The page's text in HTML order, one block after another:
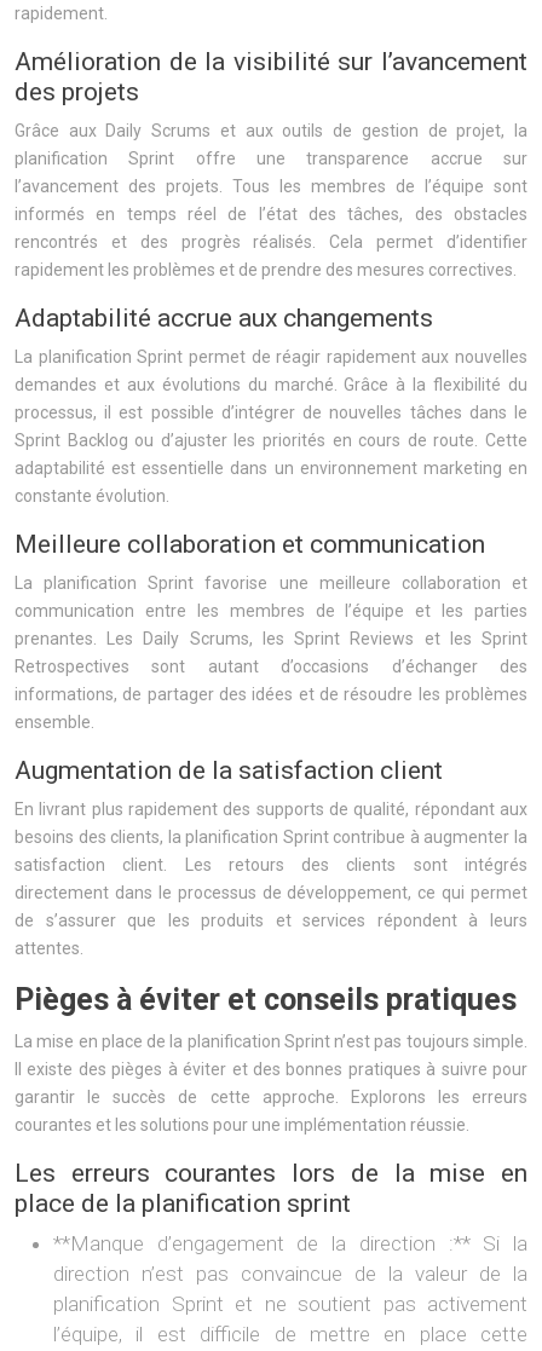
rapidement.
Amélioration de la visibilité sur l’avancement
des projets
Grâce aux Daily Scrums et aux outils de gestion de projet, la
planification Sprint offre une transparence accrue sur
l’avancement des projets. Tous les membres de l’équipe sont
informés en temps réel de l’état des tâches, des obstacles
rencontrés et des progrès réalisés. Cela permet d’identifier
rapidement les problèmes et de prendre des mesures correctives.
Adaptabilité accrue aux changements
La planification Sprint permet de réagir rapidement aux nouvelles
demandes et aux évolutions du marché. Grâce à la flexibilité du
processus, il est possible d’intégrer de nouvelles tâches dans le
Sprint Backlog ou d’ajuster les priorités en cours de route. Cette
adaptabilité est essentielle dans un environnement marketing en
constante évolution.
Meilleure collaboration et communication
La planification Sprint favorise une meilleure collaboration et
communication entre les membres de l’équipe et les parties
prenantes. Les Daily Scrums, les Sprint Reviews et les Sprint
Retrospectives sont autant d’occasions d’échanger des
informations, de partager des idées et de résoudre les problèmes
ensemble.
Augmentation de la satisfaction client
En livrant plus rapidement des supports de qualité, répondant aux
besoins des clients, la planification Sprint contribue à augmenter la
satisfaction client. Les retours des clients sont intégrés
directement dans le processus de développement, ce qui permet
de s’assurer que les produits et services répondent à leurs
attentes.
Pièges à éviter et conseils pratiques
La mise en place de la planification Sprint n’est pas toujours simple.
Il existe des pièges à éviter et des bonnes pratiques à suivre pour
garantir le succès de cette approche. Explorons les erreurs
courantes et les solutions pour une implémentation réussie.
Les erreurs courantes lors de la mise en
place de la planification sprint
**Manque d’engagement de la direction :** Si la
direction n’est pas convaincue de la valeur de la
planification Sprint et ne soutient pas activement
l’équipe, il est difficile de mettre en place cette